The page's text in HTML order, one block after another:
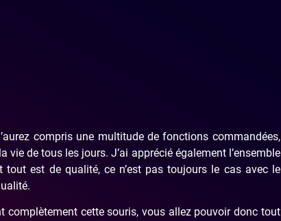
compris une multitude de fonctions commandées,
de tous les jours. J’ai apprécié également l’ensemble
est de qualité, ce n’est pas toujours le cas avec le
complètement cette souris, vous allez pouvoir donc tout